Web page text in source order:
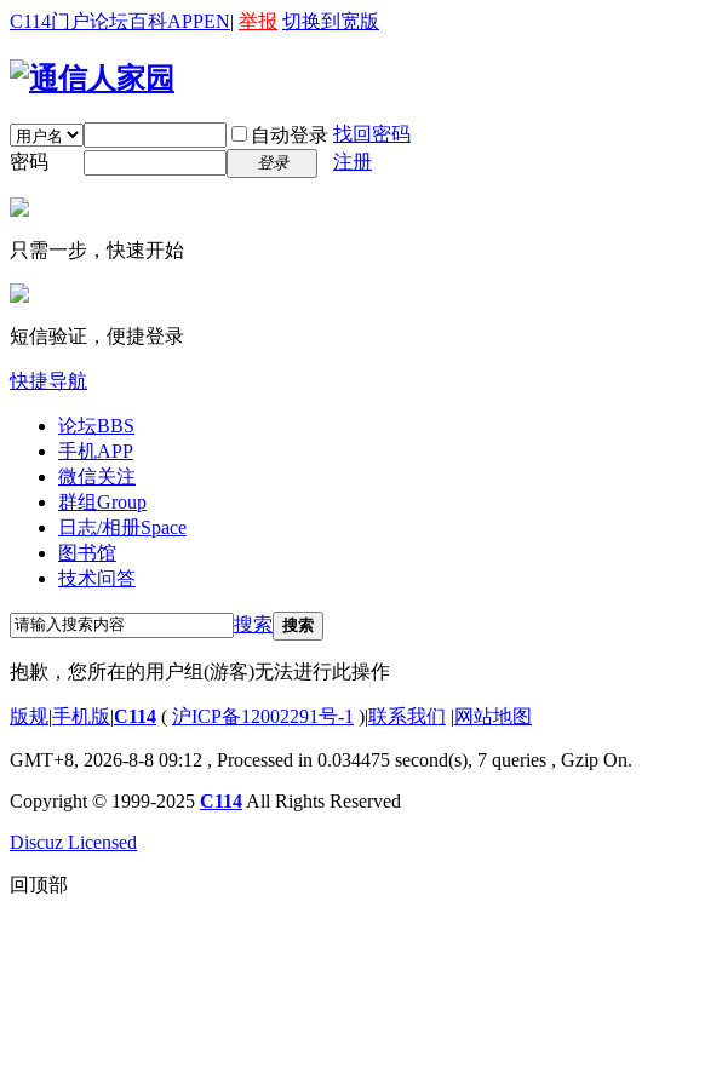
C114门户论坛百科APPEN| 举报 切换到宽版
自动登录 找回密码
密码
登录 注册
只需一步，快速开始
短信验证，便捷登录
快捷导航
论坛BBS
手机APP
微信关注
群组Group
日志/相册Space
图书馆
技术问答
搜索 搜索
抱歉，您所在的用户组(游客)无法进行此操作
版规|手机版|C114 ( 沪ICP备12002291号-1 )|联系我们 |网站地图
GMT+8, 2026-8-8 09:12 , Processed in 0.034475 second(s), 7 queries , Gzip On.
Copyright © 1999-2025 C114 All Rights Reserved
Discuz Licensed
回顶部